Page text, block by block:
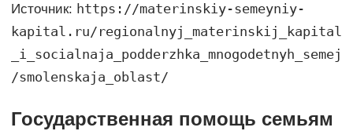
Источник: https://materinskiy-semeyniy-
kapital.ru/regionalnyj_materinskij_kapital
_i_socialnaja_podderzhka_mnogodetnyh_semej
/smolenskaja_oblast/
Государственная помощь семьям